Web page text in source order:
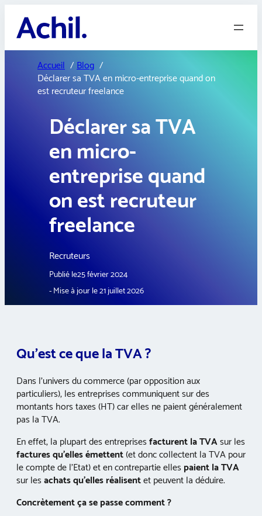
contenu
Accueil
Blog
Déclarer sa TVA en micro-entreprise quand on
est recruteur freelance
Déclarer sa TVA
en micro-
entreprise quand
on est recruteur
freelance
Recruteurs
Publié le25 février 2024
21 juillet 2026
Qu’est ce que la TVA ?
Dans l’univers du commerce (par opposition aux
particuliers), les entreprises communiquent sur des
montants hors taxes (HT) car elles ne paient généralement
pas la TVA.
En effet, la plupart des entreprisesfacturent la TVAsur les
factures qu’elles émettent(et donc collectent la TVA pour
le compte de l’Etat) et en contrepartie ellespaient la TVA
sur lesachats qu’elles réalisentet peuvent la déduire.
Concrètement ça se passe comment ?